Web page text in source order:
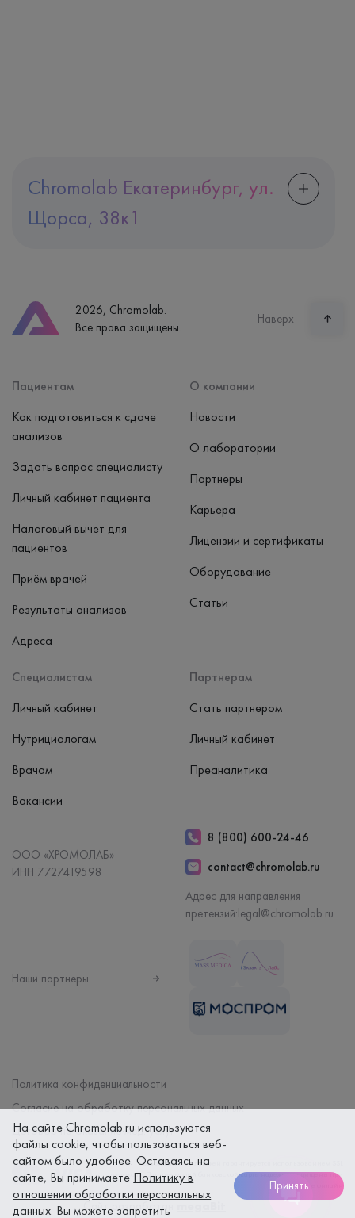
Chromolab Екатеринбург, ул.
Щорса, 38к1
Часы работы
пн-вс: 7:30-15:00
2026, Chromolab.
Все права защищены.
Наверх
Пациентам
Как подготовиться к сдаче
анализов
Задать вопрос специалисту
Личный кабинет пациента
Налоговый вычет для
пациентов
Приём врачей
Результаты анализов
Адреса
Специалистам
Личный кабинет
Нутрициологам
Врачам
Вакансии
Партнерам
Стать партнером
Личный кабинет
Преаналитика
О компании
Новости
О лаборатории
Партнеры
Карьера
Лицензии и сертификаты
Оборудование
Статьи
ООО «ХРОМОЛАБ»
ИНН 7727419598
8 (800) 600-24-46
contact@chromolab.ru
Адрес для направления
претензий:legal@chromolab.ru
Наши партнеры
Политика конфиденциальности
Согласие на обработку персональных данных
Договор на оказание мед. услуг
Безопасность платежей гарантируется использованием SSL
протокола. Данные вашей банковской карты надежно защищены при
оплате онлайн
Сайт разработан
На сайте Chromolab.ru используются
файлы cookie, чтобы пользоваться веб-
сайтом было удобнее. Оставаясь на
сайте, Вы принимаете Политику в
отношении обработки персональных
данных. Вы можете запретить
Принять